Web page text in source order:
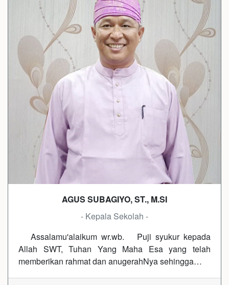
AGUS SUBAGIYO, ST., M.SI
- Kepala Sekolah -
Assalamu'alaikum wr.wb. Puji syukur kepada
Allah SWT, Tuhan Yang Maha Esa yang telah
memberikan rahmat dan anugerahNya sehingga…